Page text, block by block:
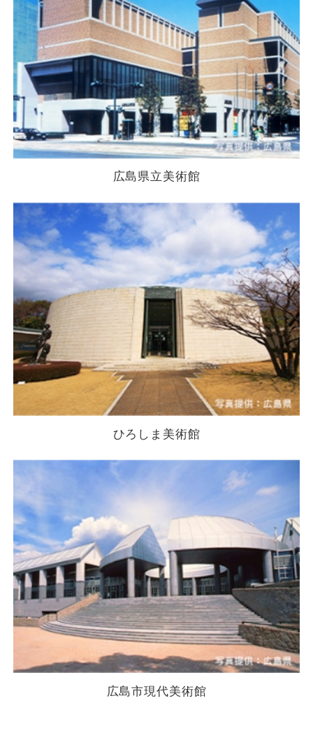
広島県立美術館
ひろしま美術館
広島市現代美術館